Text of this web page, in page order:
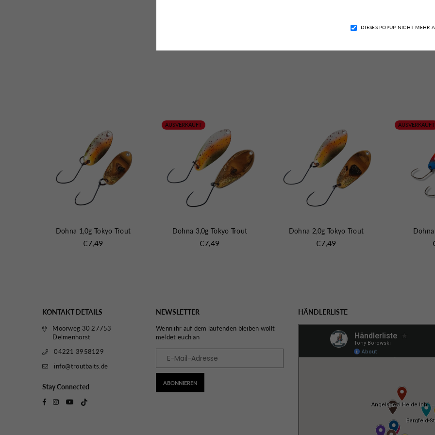
DIESES POPUP NICHT MEHR
Dohna 1,0g Tokyo Trout
Normaler
€7,49
AUSVERKAUFT
Dohna 3,0g Tokyo Trout
Normaler
€7,49
Dohna 2,0g Tokyo Trout
Normaler
€7,49
AUSVERKAUFT
KONTAKT DETAILS
Moorweg 30 27753
Delmenhorst
04221 3958129
info@troutbaits.de
Stay Connected
FacebookInstagram
YouTubeTikTok
NEWSLETTER
Wenn ihr auf dem laufenden bleiben wollt
meldet euch an
ABONNIEREN
HÄNDLERLISTE